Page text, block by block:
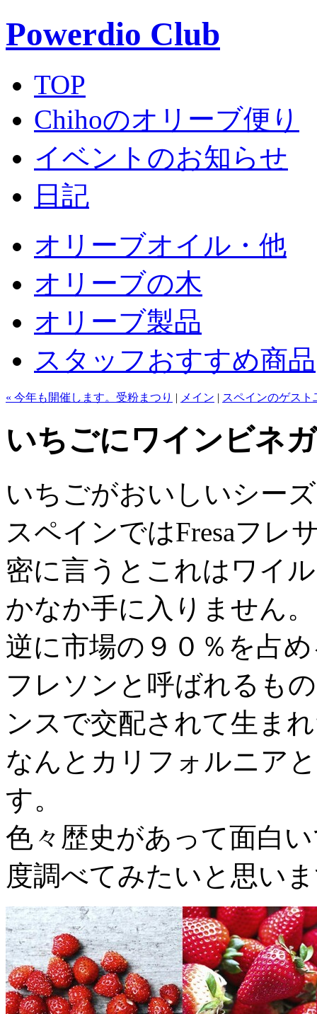
Powerdio Club
TOP
Chihoのオリーブ便り
イベントのお知らせ
日記
オリーブオイル・他
オリーブの木
オリーブ製品
スタッフおすすめ商品
« 今年も開催します。受粉まつり | メイン | スペインのゲス
いちごにワインビネ
いちごがおいしいシー
スペインではFresaフレ
密に言うとこれはワイ
かなか手に入りません。
逆に市場の９０％を占
フレソンと呼ばれるも
ンスで交配されて生ま
なんとカリフォルニア
す。
色々歴史があって面白
度調べてみたいと思い